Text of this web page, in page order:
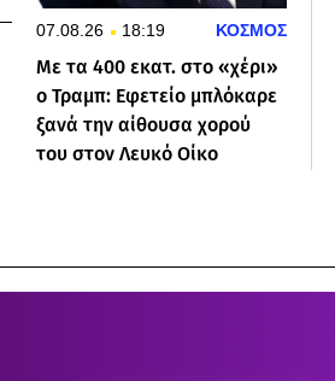
07.08.26 18:19 ΚΟΣΜΟΣ
Με τα 400 εκατ. στο «χέρι»
ο Τραμπ: Εφετείο μπλόκαρε
ξανά την αίθουσα χορού
του στον Λευκό Οίκο